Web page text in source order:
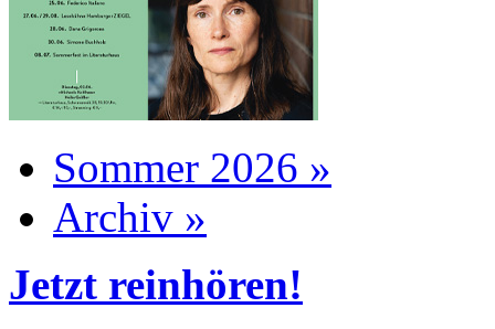
Sommer 2026 »
Archiv »
Jetzt reinhören!